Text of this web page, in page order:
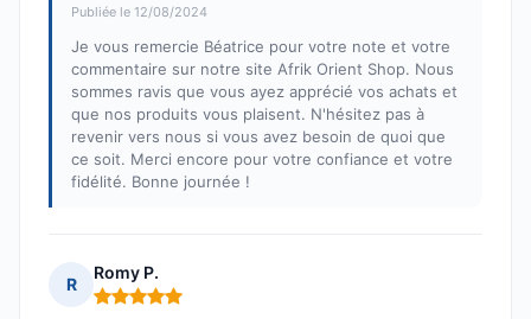
Publiée le 12/08/2024
Je vous remercie Béatrice pour votre note et votre
commentaire sur notre site Afrik Orient Shop. Nous
sommes ravis que vous ayez apprécié vos achats et
que nos produits vous plaisent. N'hésitez pas à
revenir vers nous si vous avez besoin de quoi que
ce soit. Merci encore pour votre confiance et votre
fidélité. Bonne journée !
R
Romy P.
Note : 5 sur 5